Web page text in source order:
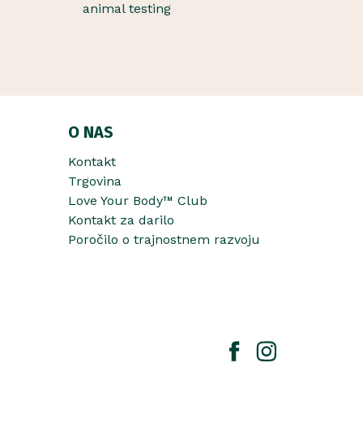
animal testing
O NAS
Kontakt
Trgovina
Love Your Body™ Club
Kontakt za darilo
Poročilo o trajnostnem razvoju